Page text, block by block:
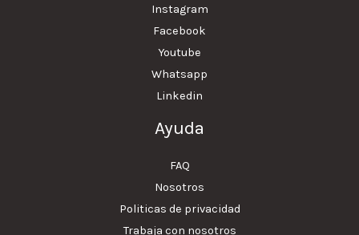
Instagram
Facebook
Youtube
Whatsapp
Linkedin
Ayuda
FAQ
Nosotros
Politicas de privacidad
Trabaja con nosotros